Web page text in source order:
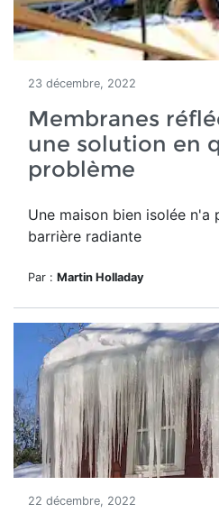
23 décembre, 2022
Membranes
une solution en
problème
Une maison bien isolée n'a
barrière radiante
Par : Martin Holladay
22 décembre, 2022